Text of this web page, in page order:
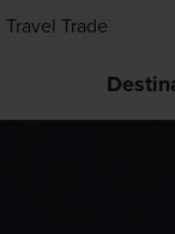
Travel Trade